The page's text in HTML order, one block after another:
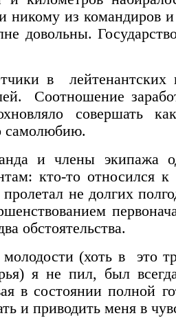
никому из командиров
довольны.
в лейтенантских
Соотношение
совершать
самолюбию.
и члены экипажа
кто-то
пролетал не долгих
обстоятельства.
(хоть в это
я не пил, был
в состоянии полной
и приводить меня в